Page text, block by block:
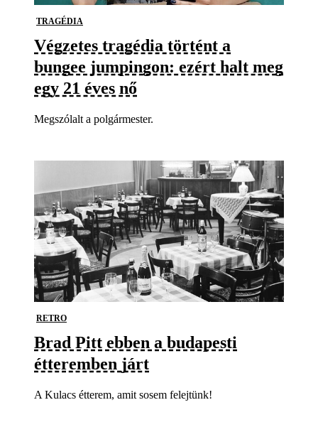
TRAGÉDIA
Végzetes tragédia történt a
bungee jumpingon: ezért halt meg
egy 21 éves nő
Megszólalt a polgármester.
RETRO
Brad Pitt ebben a budapesti
étteremben járt
A Kulacs étterem, amit sosem felejtünk!